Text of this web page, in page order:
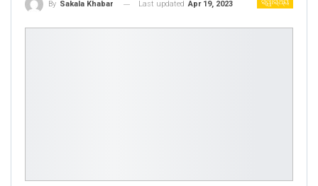
ସ୍ୱାସ୍ଥ୍ୟ
By Sakala Khabar Last updated Apr 19, 2023